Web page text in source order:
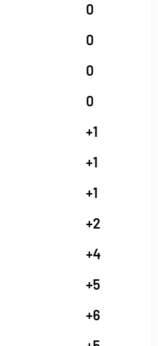
0
0
0
0
+1
+1
+1
+2
+4
+5
+6